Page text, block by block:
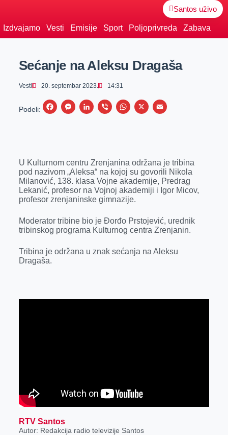
Santos uživo
Izdvajamo Vesti Emisije Sport Poljoprivreda Zabava
Sećanje na Aleksu Dragaša
Vesti 20. septembar 2023. 14:31
Podeli:
F
b
o
o
M
e
n
g
r
L
e
d
I
V
r
W
s
A
p
X
E
l
U Kulturnom centru Zrenjanina održana je tribina
pod nazivom „Aleksa“ na kojoj su govorili Nikola
Milanović, 138. klasa Vojne akademije, Predrag
Lekanić, profesor na Vojnoj akademiji i Igor Micov,
profesor zrenjaninske gimnazije.
Moderator tribine bio je Đorđo Prstojević, urednik
tribinskog programa Kulturnog centra Zrenjanin.
Tribina je održana u znak sećanja na Aleksu
Dragaša.
RTV Santos
Autor: Redakcija radio televizije Santos